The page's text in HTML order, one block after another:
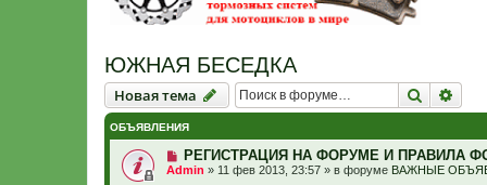
ЮЖНАЯ БЕСЕДКА
Новая тема
Новаятема Поиск
ОБЪЯВЛЕНИЯ
РЕГИСТРАЦИЯ НА ФОРУМЕ И ПРАВИЛА
Admin » 11 фев 2013, 23:57 » в форуме ВАЖНЫЕ